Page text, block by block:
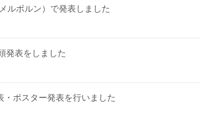
ルボルン）で発表しました
発表をしました
・ポスター発表を行いました